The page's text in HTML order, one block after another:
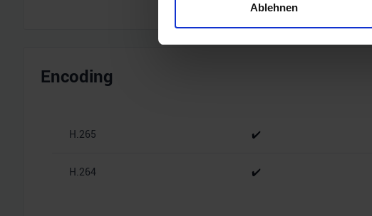
Erfahren Sie mehr darüber, wie Ihre
der Dienste gesammelt haben.
Ablehnen
Encoding
H.265 ✔️
H.264 ✔️